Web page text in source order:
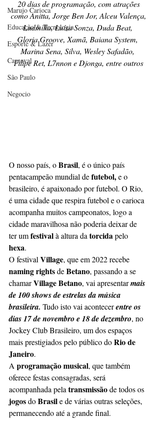
Marujo Carioca
Educação & Tecnologia
Esporte & Lazer
Carnaval
São Paulo
Negocio
20 dias de programação, com atrações
como Anitta, Jorge Ben Jor, Alceu Valença,
Ludmilla, Luísa Sonza, Duda Beat,
Gloria Groove, Xamã, Baiana System,
Marina Sena, Silva, Wesley Safadão,
Filipe Ret, L7nnon e Djonga, entre outros
O nosso país, o Brasil, é o único país
pentacampeão mundial de futebol, e o
brasileiro, é apaixonado por futebol. O Rio,
é uma cidade que respira futebol e o carioca
acompanha muitos campeonatos, logo a
cidade maravilhosa não poderia deixar de
ter um festival à altura da torcida pelo
hexa.
O festival Village, que em 2022 recebe
naming rights de Betano, passando a se
chamar Village Betano, vai apresentar mais
de 100 shows de estrelas da música
brasileira. Tudo isto vai acontecer entre os
dias 17 de novembro e 18 de dezembro, no
Jockey Club Brasileiro, um dos espaços
mais prestigiados pelo público do Rio de
Janeiro.
A programação musical, que também
oferece festas consagradas, será
acompanhada pela transmissão de todos os
jogos do Brasil e de várias outras seleções,
permanecendo até a grande final.